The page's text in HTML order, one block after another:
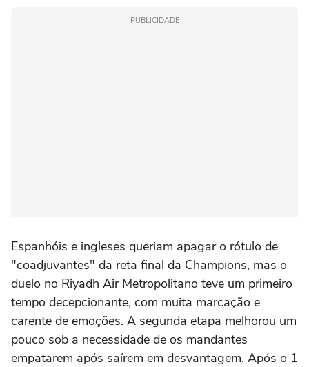
PUBLICIDADE
Espanhóis e ingleses queriam apagar o rótulo de
"coadjuvantes" da reta final da Champions, mas o
duelo no Riyadh Air Metropolitano teve um primeiro
tempo decepcionante, com muita marcação e
carente de emoções. A segunda etapa melhorou um
pouco sob a necessidade de os mandantes
empatarem após saírem em desvantagem. Após o 1